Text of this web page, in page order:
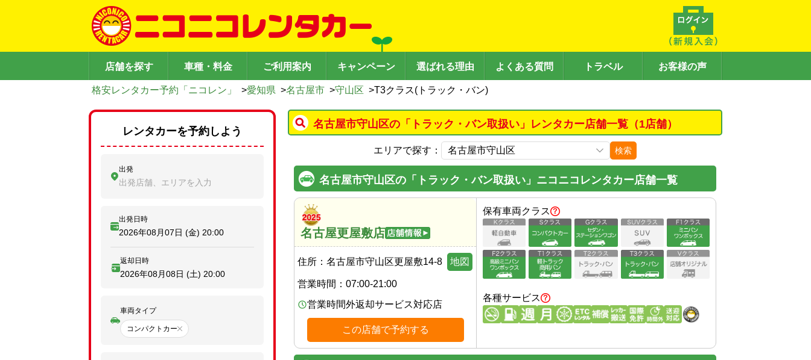
店舗を探す 車種・料金 ご利用案内 キャンペーン 選ばれる理由 よくある質問 トラベル お客様の声
格安レンタカー予約「ニコレン」 >愛知県 >名古屋市 >守山区 >T3クラス(トラック・バン)
名古屋市守山区の「トラック・バン取扱い」レンタカー店舗一覧（1店舗）
エリアで探す： 検索
名古屋市守山区の「トラック・バン取扱い」ニコニコレンタカー店舗一覧
名古屋更屋敷店
住所： 名古屋市守山区更屋敷14-8 地図
営業時間： 07:00-21:00
営業時間外返却サービス対応店
この店舗で予約する
保有車両クラス
各種サービス
レンタカーを予約しよう
出発
出発店舗、エリアを入力
出発日時
2026年08月07日 (金) 20:00
返却日時
2026年08月08日 (土) 20:00
車両タイプ
コンパクトカー